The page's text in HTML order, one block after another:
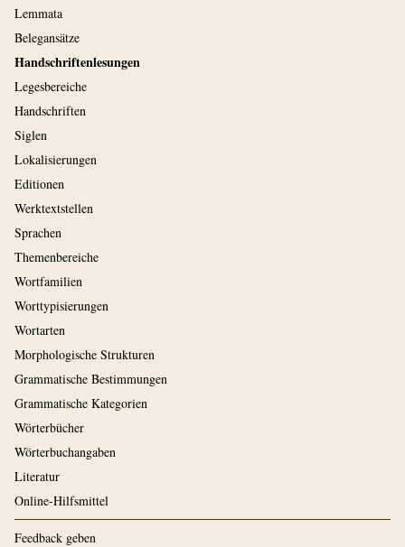
Lemmata
Belegansätze
Handschriftenlesungen
Legesbereiche
Handschriften
Siglen
Lokalisierungen
Editionen
Werktextstellen
Sprachen
Themenbereiche
Wortfamilien
Worttypisierungen
Wortarten
Morphologische Strukturen
Grammatische Bestimmungen
Grammatische Kategorien
Wörterbücher
Wörterbuchangaben
Literatur
Online-Hilfsmittel
Feedback geben